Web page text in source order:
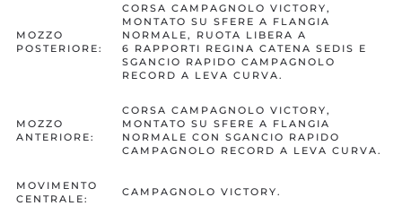
MOZZO
POSTERIORE:
CORSA CAMPAGNOLO VICTORY,
MONTATO SU SFERE A FLANGIA
NORMALE, RUOTA LIBERA A
6 RAPPORTI REGINA CATENA SEDIS E
SGANCIO RAPIDO CAMPAGNOLO
RECORD A LEVA CURVA.
MOZZO
ANTERIORE:
CORSA CAMPAGNOLO VICTORY,
MONTATO SU SFERE A FLANGIA
NORMALE CON SGANCIO RAPIDO
CAMPAGNOLO RECORD A LEVA CURVA.
MOVIMENTO
CENTRALE:
CAMPAGNOLO VICTORY.